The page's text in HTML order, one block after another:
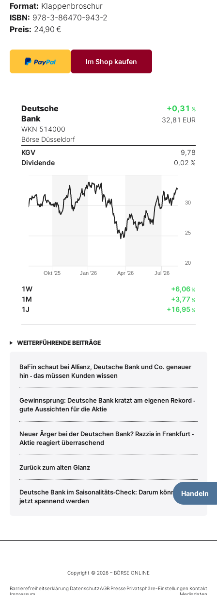
Format: Klappenbroschur
ISBN: 978-3-86470-943-2
Preis: 24,90 €
Im Shop kaufen
Deutsche
Bank
WKN 514000
Börse Düsseldorf
+0,31 %
32,81 EUR
KGV
9,78
Dividende
0,02 %
Handeln
Okt '25 Jan '26 Apr '26 Jul '26
20
25
30
1W +6,06%
1M +3,77 %
1J +16,95%
WEITERFÜHRENDE BEITRÄGE
BaFin schaut bei Allianz, Deutsche Bank und Co. genauer
hin ‑ das müssen Kunden wissen
Gewinnsprung: Deutsche Bank kratzt am eigenen Rekord ‑
gute Aussichten für die Aktie
Neuer Ärger bei der Deutschen Bank? Razzia in Frankfurt ‑
Aktie reagiert überraschend
Zurück zum alten Glanz
Deutsche Bank im Saisonalitäts‑Check: Darum könnte es
jetzt spannend werden
Copyright © 2026 – BÖRSE ONLINE
Barrierefreiheitserklärung DatenschutzAGB PressePrivatsphäre-Einstellungen Kontakt